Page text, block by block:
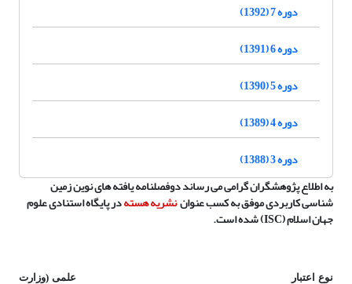
دوره 7 (1392)
دوره 6 (1391)
دوره 5 (1390)
دوره 4 (1389)
دوره 3 (1388)
به اطلاع پژوهشگران گرامی می رساند دوفصلنامه یافته های نوین زمین
شناسی کاربردی موفق به کسب عنواننشریه هستهدر پایگاه استنادی علوم
جهان اسلام(ISC) شده است.
نوع اعتبار علمی (وزارت